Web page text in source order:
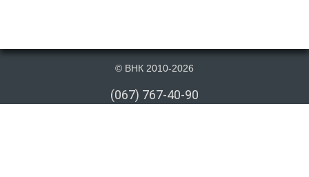
© ВНК 2010-2026
(067) 767-40-90